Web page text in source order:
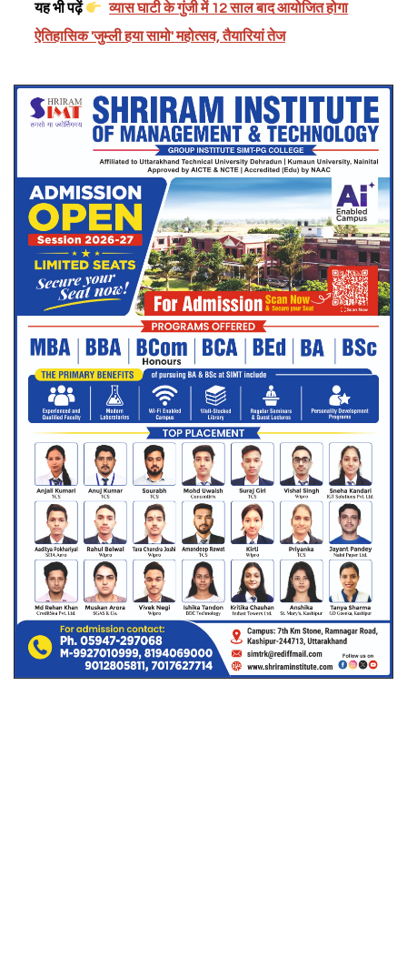
यह भी पढ़ें
व्यास घाटी के गुंजी में 12 साल बाद आयोजित होगा
ऐतिहासिक 'जुम्ली हया सामो' महोत्सव, तैयारियां तेज